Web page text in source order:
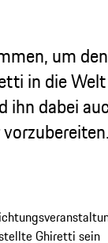
um den
in die Welt
ihn dabei
Ghiretti sein